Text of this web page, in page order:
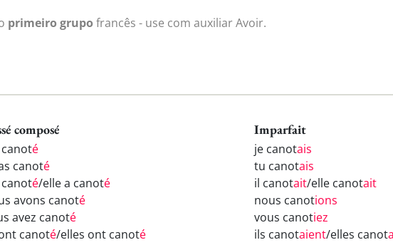
primeiro grupo francês - use com auxiliar Avoir.
composé
é
canoté
é/elle a canoté
avons canoté
avez canoté
canoté/elles ont canoté
Imparfait
je canotais
tu canotais
il canotait/elle canotait
nous canotions
vous canotiez
ils canotaient/elles canot